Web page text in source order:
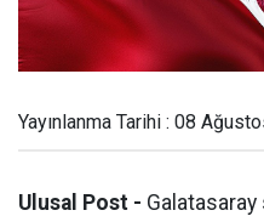
Yayınlanma Tarihi : 08
Ulusal Post - Galatasaray